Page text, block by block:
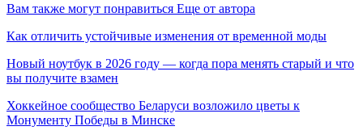
Вам также могут понравиться Еще от автора
Как отличить устойчивые изменения от временной моды
Новый ноутбук в 2026 году — когда пора менять старый и что
вы получите взамен
Хоккейное сообщество Беларуси возложило цветы к
Монументу Победы в Минске